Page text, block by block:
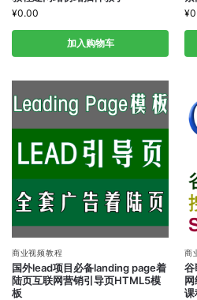
¥0.00
加入购物车
¥
商业视频教程
国外lead项目必备landing page着
陆页互联网营销引导页HTML5模
板
商
谷
课